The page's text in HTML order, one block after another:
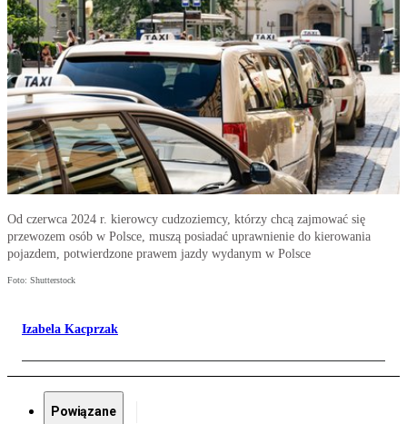
Od czerwca 2024 r. kierowcy cudzoziemcy, którzy chcą zajmować się
przewozem osób w Polsce, muszą posiadać uprawnienie do kierowania
pojazdem, potwierdzone prawem jazdy wydanym w Polsce
Foto: Shutterstock
Izabela Kacprzak
Powiązane